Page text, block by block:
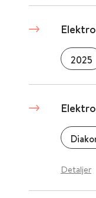
2025
Detaljer